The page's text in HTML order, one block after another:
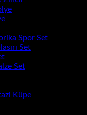
Spor Set
Set
Set
Küpe